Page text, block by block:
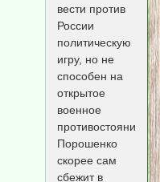
вести против
России
политическую
игру, но не
способен на
открытое
военное
противостояние.
Порошенко
скорее сам
сбежит в